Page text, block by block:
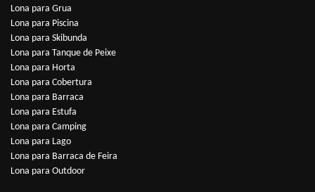
Lona para Grua
Lona para Piscina
Lona para Skibunda
Lona para Tanque de Peixe
Lona para Horta
Lona para Cobertura
Lona para Barraca
Lona para Estufa
Lona para Camping
Lona para Lago
Lona para Barraca de Feira
Lona para Outdoor